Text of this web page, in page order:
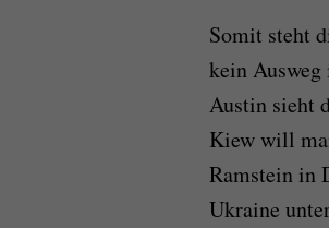
Somit steht
kein
Austin sieht
Kiew will
Ramstein in
Ukraine